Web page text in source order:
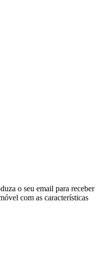
o seu email para receber
com as características